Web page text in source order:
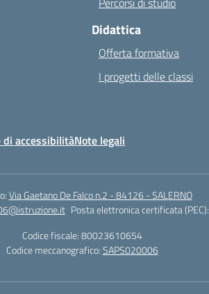
Didattica
Offerta formativa
I progetti delle classi
di accessibilitàNote legali
Via Gaetano De Falco n.2 - 84126 - SALERNO
Posta elettronica certificata (PEC):
Codice fiscale: 80023610654
Codice meccanografico:SAPS020006